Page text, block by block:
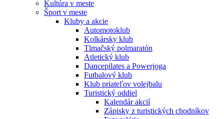
Kultúra v meste
Šport v meste
Kluby a akcie
Automotoklub
Kolkársky klub
Tlmačský polmaratón
Atletický klub
Dancepilates a Powerjoga
Futbalový klub
Klub priateľov volejbalu
Turistický oddiel
Kalendár akcií
Zápisky z turistických chodníkov